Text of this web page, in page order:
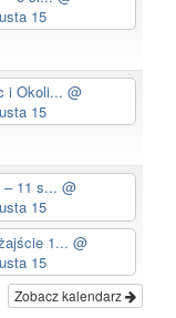
15
i Okoli... @
15
– 11 s... @
15
1... @
15
Zobacz kalendarz